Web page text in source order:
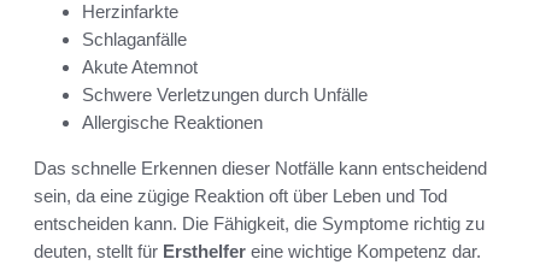
Herzinfarkte
Schlaganfälle
Akute Atemnot
Schwere Verletzungen durch Unfälle
Allergische Reaktionen
Das schnelle Erkennen dieser Notfälle kann entscheidend
sein, da eine zügige Reaktion oft über Leben und Tod
entscheiden kann. Die Fähigkeit, die Symptome richtig zu
deuten, stellt für Ersthelfer eine wichtige Kompetenz dar.